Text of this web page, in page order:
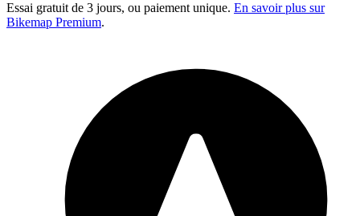
Essai gratuit de 3 jours, ou paiement unique. En savoir plus sur
Bikemap Premium.